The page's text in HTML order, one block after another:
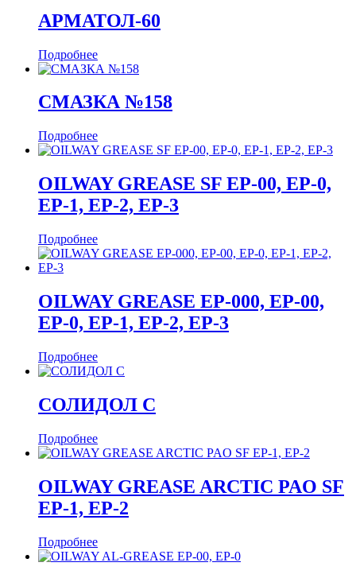
АРМАТОЛ-60
Подробнее
СМАЗКА №158
Подробнее
OILWAY GREASE SF EP-00, EP-0,
EP-1, EP-2, EP-3
Подробнее
OILWAY GREASE EP-000, EP-00,
EP-0, EP-1, EP-2, EP-3
Подробнее
СОЛИДОЛ С
Подробнее
OILWAY GREASE ARCTIC PAO SF
EP-1, EP-2
Подробнее